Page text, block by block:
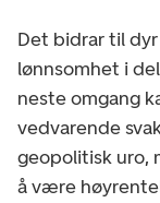
Det bidrar til
lønnsomhet i
neste omgang
vedvarende
geopolitisk uro,
å være